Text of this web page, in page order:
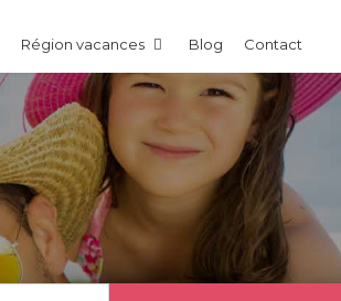
Région vacances Blog Contact